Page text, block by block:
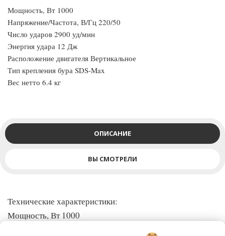
Мощность, Вт 1000
Напряжение/Частота, В/Гц 220/50
Число ударов 2900 уд/мин
Энергия удара 12 Дж
Расположение двигателя Вертикальное
Тип крепления бура SDS-Max
Вес нетто 6.4 кг
ОПИСАНИЕ
ВЫ СМОТРЕЛИ
Технические характеристики:
Мощность, Вт 1000